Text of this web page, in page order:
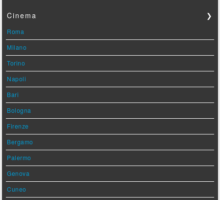
Cinema ❯
Roma
Milano
Torino
Napoli
Bari
Bologna
Firenze
Bergamo
Palermo
Genova
Cuneo